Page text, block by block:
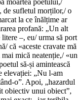
moartea poetului,/
de sufletul morților,/ o
la ce înălțime ar
profană: „Un alt
–, eu/ urma să port
că «aceste cravate mă
mică neatenție,/ «un
să-și amintească
elevației: „Nu l-am
o”. Apoi, „hazardul
obiectiv unui obiect”,